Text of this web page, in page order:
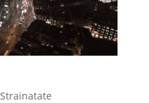
Strainatate